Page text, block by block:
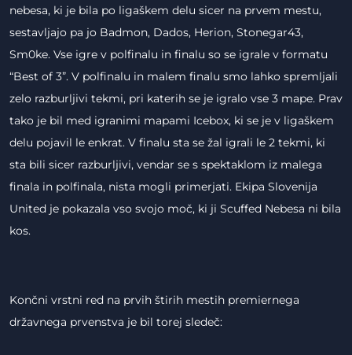
nebesa, ki je bila po ligaškem delu sicer na prvem mestu,
sestavljajo pa jo Badmon, Dados, Herion, Stonegar43,
Sm0ke. Vse igre v polfinalu in finalu so se igrale v formatu
“Best of 3”. V polfinalu in malem finalu smo lahko spremljali
zelo razburljivi tekmi, pri katerih se je igralo vse 3 mape. Prav
tako je bil med igranimi mapami Icebox, ki se je v ligaškem
delu pojavil le enkrat. V finalu sta se žal igrali le 2 tekmi, ki
sta bili sicer razburljivi, vendar se s spektaklom iz malega
finala in polfinala, nista mogli primerjati. Ekipa Slovenija
United je pokazala vso svojo moč, ki ji Scuffed Nebesa ni bila
kos.
Končni vrstni red na prvih štirih mestih premiernega
državnega prvenstva je bil torej sledeč: